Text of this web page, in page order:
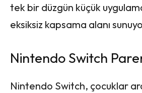
tek bir düzgün küçük
eksiksiz kapsama alanı
Nintendo Switch
Nintendo Switch, çocuklar